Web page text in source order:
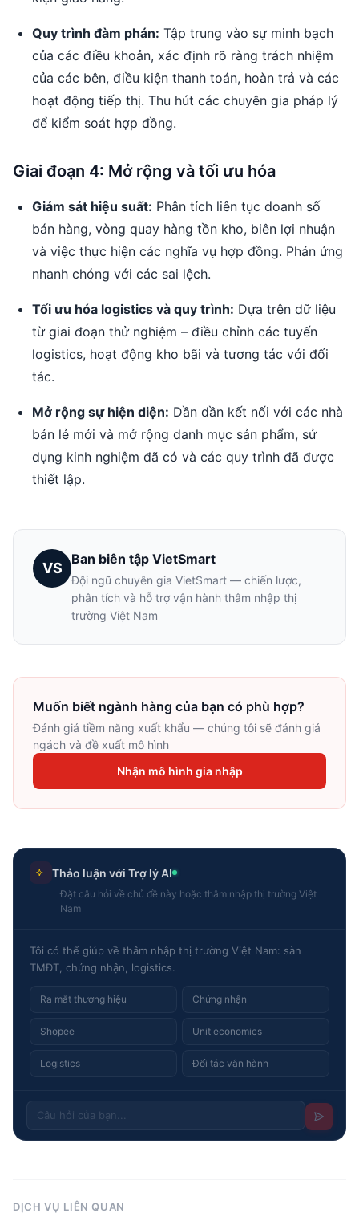
Quy trình đàm phán: Tập trung vào sự minh bạch
của các điều khoản, xác định rõ ràng trách nhiệm
của các bên, điều kiện thanh toán, hoàn trả và các
hoạt động tiếp thị. Thu hút các chuyên gia pháp lý
để kiểm soát hợp đồng.
Giai đoạn 4: Mở rộng và tối ưu hóa
Giám sát hiệu suất: Phân tích liên tục doanh số
bán hàng, vòng quay hàng tồn kho, biên lợi nhuận
và việc thực hiện các nghĩa vụ hợp đồng. Phản ứng
nhanh chóng với các sai lệch.
Tối ưu hóa logistics và quy trình: Dựa trên dữ liệu
từ giai đoạn thử nghiệm – điều chỉnh các tuyến
logistics, hoạt động kho bãi và tương tác với đối
tác.
Mở rộng sự hiện diện: Dần dần kết nối với các nhà
bán lẻ mới và mở rộng danh mục sản phẩm, sử
dụng kinh nghiệm đã có và các quy trình đã được
thiết lập.
VS
Ban biên tập VietSmart
Đội ngũ chuyên gia VietSmart — chiến lược,
phân tích và hỗ trợ vận hành thâm nhập thị
trường Việt Nam
Muốn biết ngành hàng của bạn có phù hợp?
Đánh giá tiềm năng xuất khẩu — chúng tôi sẽ đánh giá
ngách và đề xuất mô hình
Nhận mô hình gia nhập
Thảo luận với Trợ lý AI
Đặt câu hỏi về chủ đề này hoặc thâm nhập thị trường Việt
Nam
Tôi có thể giúp về thâm nhập thị trường Việt Nam: sàn
TMĐT, chứng nhận, logistics.
Ra mắt thương hiệu Chứng nhận
Shopee Unit economics
Logistics Đối tác vận hành
DỊCH VỤ LIÊN QUAN